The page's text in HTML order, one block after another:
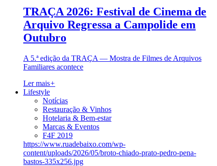
TRAÇA 2026: Festival de Cinema de
Arquivo Regressa a Campolide em
Outubro
A 5.ª edição da TRAÇA — Mostra de Filmes de Arquivos
Familiares acontece
Ler mais+
Lifestyle
Notícias
Restauração & Vinhos
Hotelaria & Bem-estar
Marcas & Eventos
F4F 2019
https://www.ruadebaixo.com/wp-
content/uploads/2026/05/broto-chiado-prato-pedro-pena-
bastos-335x256.jpg